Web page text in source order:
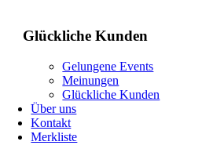
Glückliche Kunden
Gelungene Events
Meinungen
Glückliche Kunden
Über uns
Kontakt
Merkliste